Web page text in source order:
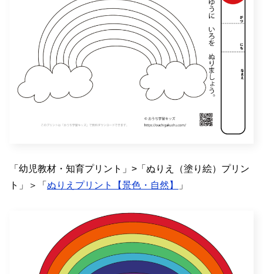
「幼児教材・知育プリント」>「ぬりえ（塗り絵）プリン
ト」＞「 ぬりえプリント【景色・自然】 」